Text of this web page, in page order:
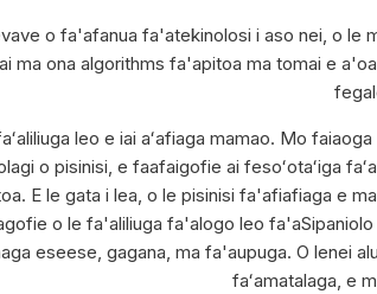
o fa'afanua fa'atekinolosi i aso nei, o le
ma ona algorithms fa'apitoa ma tomai e
leo e iai aʻafiaga mamao. Mo
o pisinisi, e faafaigofie ai fesoʻotaʻiga
E le gata i lea, o le pisinisi fa'afiafiaga e
o le fa'aliliuga fa'alogo leo
eseese, gagana, ma fa'aupuga. O lenei
faʻamatalaga, e